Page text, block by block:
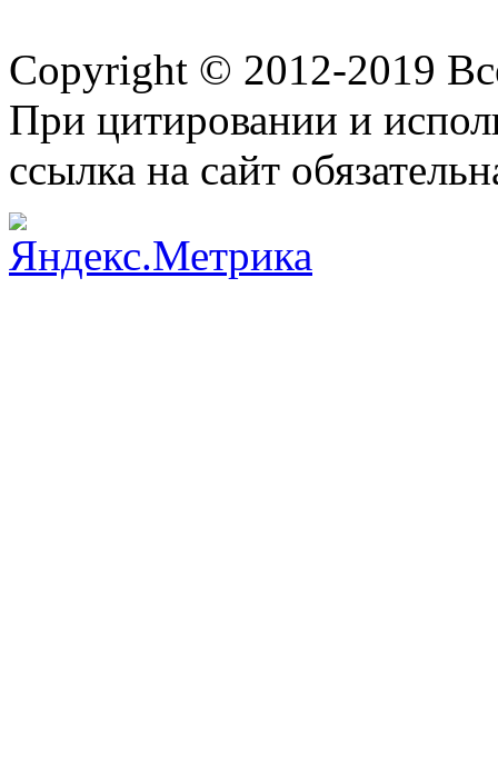
Copyright © 2012-2019
При цитировании и
ссылка на сайт